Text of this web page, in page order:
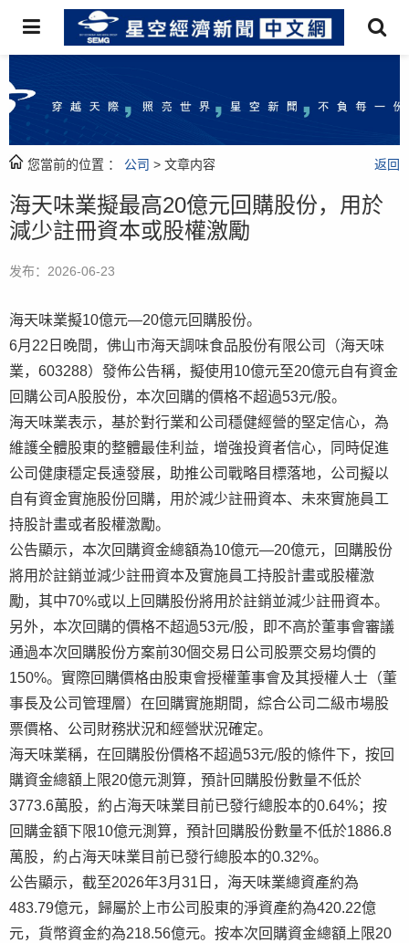
您當前的位置 ： 公司 > 文章内容 返回
海天味業擬最高20億元回購股份，用於
減少註冊資本或股權激勵
发布：2026-06-23
海天味業擬10億元—20億元回購股份。
6月22日晚間，佛山市海天調味食品股份有限公司（海天味
業，603288）發佈公告稱，擬使用10億元至20億元自有資金
回購公司A股股份，本次回購的價格不超過53元/股。
海天味業表示，基於對行業和公司穩健經營的堅定信心，為
維護全體股東的整體最佳利益，增強投資者信心，同時促進
公司健康穩定長遠發展，助推公司戰略目標落地，公司擬以
自有資金實施股份回購，用於減少註冊資本、未來實施員工
持股計畫或者股權激勵。
公告顯示，本次回購資金總額為10億元—20億元，回購股份
將用於註銷並減少註冊資本及實施員工持股計畫或股權激
勵，其中70%或以上回購股份將用於註銷並減少註冊資本。
另外，本次回購的價格不超過53元/股，即不高於董事會審議
通過本次回購股份方案前30個交易日公司股票交易均價的
150%。實際回購價格由股東會授權董事會及其授權人士（董
事長及公司管理層）在回購實施期間，綜合公司二級市場股
票價格、公司財務狀況和經營狀況確定。
海天味業稱，在回購股份價格不超過53元/股的條件下，按回
購資金總額上限20億元測算，預計回購股份數量不低於
3773.6萬股，約占海天味業目前已發行總股本的0.64%；按
回購金額下限10億元測算，預計回購股份數量不低於1886.8
萬股，約占海天味業目前已發行總股本的0.32%。
公告顯示，截至2026年3月31日，海天味業總資產約為
483.79億元，歸屬於上市公司股東的淨資產約為420.22億
元，貨幣資金約為218.56億元。按本次回購資金總額上限20